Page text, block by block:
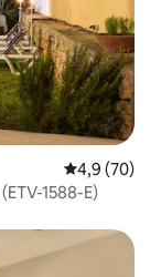
4,9 de uma
4,9 (70)
1588-E)